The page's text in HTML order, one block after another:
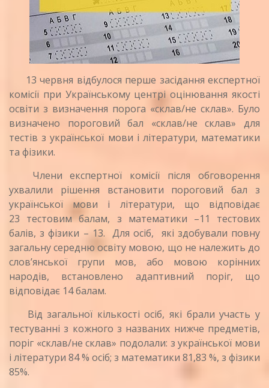
13 червня відбулося перше засідання експертної
комісії при Українському центрі оцінювання якості
освіти з визначення порога «склав/не склав». Було
визначено пороговий бал «склав/не склав» для
тестів з української мови і літератури, математики
та фізики.
Члени експертної комісії після обговорення
ухвалили рішення встановити пороговий бал з
української мови і літератури, що відповідає
23 тестовим балам, з математики –11
тестових
балів, з фізики – 13. Для осіб, які здобували повну
загальну середню освіту мовою, що не належить до
слов’янської групи мов, або мовою корінних
народів, встановлено адаптивний поріг, що
відповідає 14 балам.
Від загальної кількості осіб, які брали участь у
тестуванні з кожного з названих нижче предметів,
поріг «склав/не склав» подолали: з української мови
і літератури 84 % осіб; з математики 81,83 %, з фізики
85%.